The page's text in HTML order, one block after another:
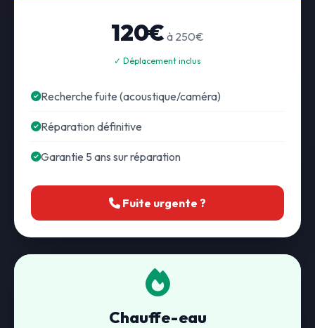
120€ à 250€
✓ Déplacement inclus
Recherche fuite (acoustique/caméra)
Réparation définitive
Garantie 5 ans sur réparation
Fuite urgente ?
Chauffe-eau